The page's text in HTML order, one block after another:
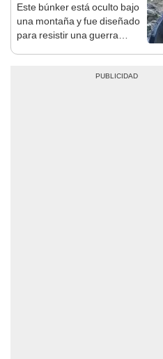
Este búnker está oculto bajo
una montaña y fue diseñado
para resistir una guerra